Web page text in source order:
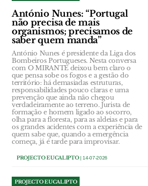
António Nunes: “Portugal
não precisa de mais
organismos; precisamos de
saber quem manda”
António Nunes é presidente da Liga dos
Bombeiros Portugueses. Nesta conversa
com O MIRANTE deixou bem claro o
que pensa sobe os fogos e a gestão do
território: há demasiadas estruturas,
responsabilidades pouco claras e uma
prevenção que ainda não chegou
verdadeiramente ao terreno. Jurista de
formação e homem ligado ao socorro,
olha para a floresta, para as aldeias e para
os grandes acidentes com a experiência de
quem sabe que, quando a emergência
começa, já é tarde para improvisar.
PROJECTO EUCALIPTO| 14-07-2026
PROJECTO EUCALIPTO